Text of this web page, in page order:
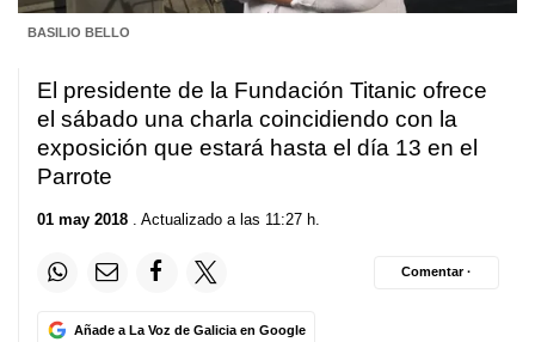
BASILIO BELLO
El presidente de la Fundación Titanic ofrece
el sábado una charla coincidiendo con la
exposición que estará hasta el día 13 en el
Parrote
01 may 2018 . Actualizado a las 11:27 h.
Añade a La Voz de Galicia en Google
Comentar ·